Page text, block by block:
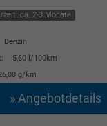
ca. 2-3 Monate
Benzin
5,60 l/100km
g/km
» Angebotdetails